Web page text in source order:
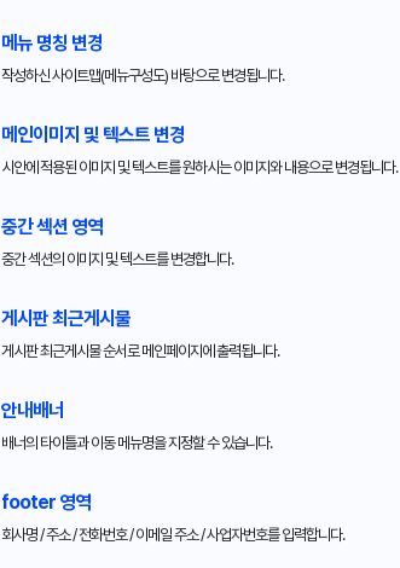
메뉴 명칭 변경
작성하신 사이트맵(메뉴구성도) 바탕으로 변경됩니다.
메인이미지 및 텍스트 변경
시안에 적용된 이미지 및 텍스트를 원하시는 이미지와 내용으로 변경됩니다.
중간 섹션 영역
중간 섹션의 이미지 및 텍스트를 변경합니다.
게시판 최근게시물
게시판 최근게시물 순서로 메인페이지에 출력됩니다.
안내배너
배너의 타이틀과 이동 메뉴명을 지정할 수 있습니다.
footer 영역
회사명 / 주소 / 전화번호 / 이메일 주소 / 사업자번호를 입력합니다.